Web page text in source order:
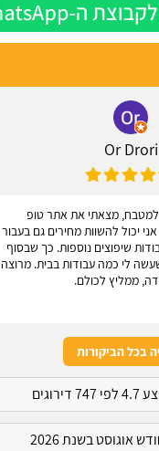
Or Drori
למטבח, מצאתי את אתר טופ
יכול להשוות מחירים גם בעבור
שיפוצים נוספות. כך שבסוף
לי כמה עבודות בבית. מרוצה
ממליץ לכולם.
בכל הביקורות
אוגוסט בשנת 2026